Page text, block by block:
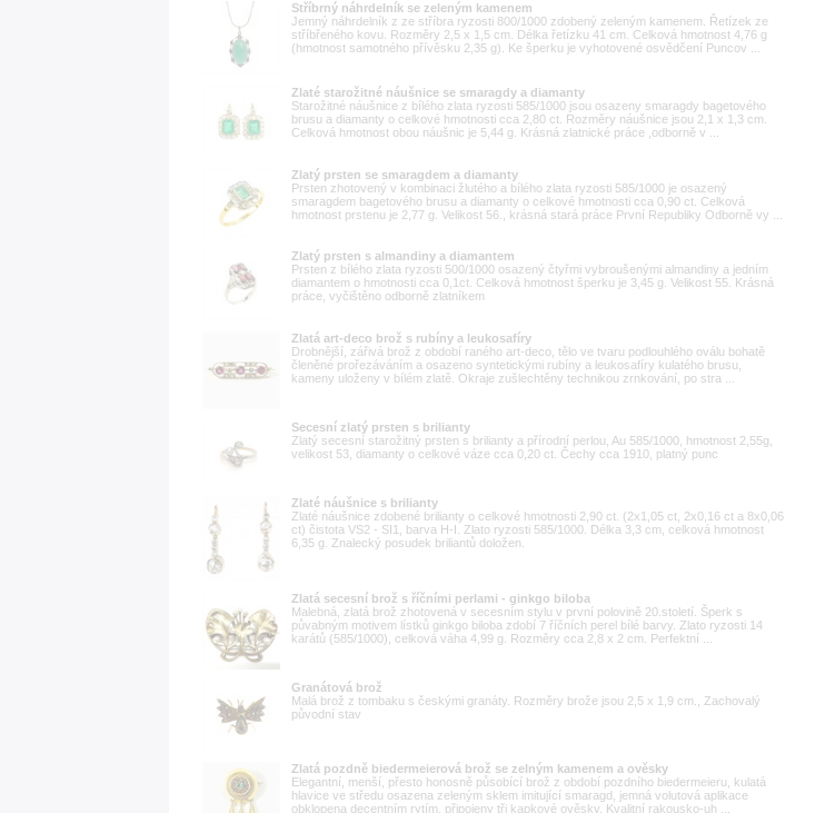
Stříbrný náhrdelník se zeleným kamenem
Jemný náhrdelník z ze stříbra ryzosti 800/1000 zdobený zeleným kamenem. Řetízek ze
stříbřeného kovu. Rozměry 2,5 x 1,5 cm. Délka řetízku 41 cm. Celková hmotnost 4,76 g
(hmotnost samotného přívěsku 2,35 g). Ke šperku je vyhotovené osvědčení Puncov ...
Zlaté starožitné náušnice se smaragdy a diamanty
Starožitné náušnice z bílého zlata ryzosti 585/1000 jsou osazeny smaragdy bagetového
brusu a diamanty o celkové hmotnosti cca 2,80 ct. Rozměry náušnice jsou 2,1 x 1,3 cm.
Celková hmotnost obou náušnic je 5,44 g. Krásná zlatnické práce ,odborně v ...
Zlatý prsten se smaragdem a diamanty
Prsten zhotovený v kombinaci žlutého a bílého zlata ryzosti 585/1000 je osazený
smaragdem bagetového brusu a diamanty o celkové hmotnosti cca 0,90 ct. Celková
hmotnost prstenu je 2,77 g. Velikost 56., krásná stará práce První Republiky Odborně vy ...
Zlatý prsten s almandiny a diamantem
Prsten z bílého zlata ryzosti 500/1000 osazený čtyřmi vybroušenými almandiny a jedním
diamantem o hmotnosti cca 0,1ct. Celková hmotnost šperku je 3,45 g. Velikost 55. Krásná
práce, vyčištěno odborně zlatníkem
Zlatá art-deco brož s rubíny a leukosafíry
Drobnější, zářivá brož z období raného art-deco, tělo ve tvaru podlouhlého oválu bohatě
členěné prořezáváním a osazeno syntetickými rubíny a leukosafíry kulatého brusu,
kameny uloženy v bílém zlatě. Okraje zušlechtěny technikou zrnkování, po stra ...
Secesní zlatý prsten s brilianty
Zlatý secesní starožitný prsten s brilianty a přírodní perlou, Au 585/1000, hmotnost 2,55g,
velikost 53, diamanty o celkové váze cca 0,20 ct. Čechy cca 1910, platný punc
Zlaté náušnice s brilianty
Zlaté náušnice zdobené brilianty o celkové hmotnosti 2,90 ct. (2x1,05 ct, 2x0,16 ct a 8x0,06
ct) čistota VS2 - SI1, barva H-I. Zlato ryzosti 585/1000. Délka 3,3 cm, celková hmotnost
6,35 g. Znalecký posudek briliantů doložen.
Zlatá secesní brož s říčními perlami - ginkgo biloba
Malebná, zlatá brož zhotovená v secesním stylu v první polovině 20.století. Šperk s
půvabným motivem lístků ginkgo biloba zdobí 7 říčních perel bílé barvy. Zlato ryzosti 14
karátů (585/1000), celková váha 4,99 g. Rozměry cca 2,8 x 2 cm. Perfektní ...
Granátová brož
Malá brož z tombaku s českými granáty. Rozměry brože jsou 2,5 x 1,9 cm., Zachovalý
původní stav
Zlatá pozdně biedermeierová brož se zelným kamenem a ověsky
Elegantní, menší, přesto honosně působící brož z období pozdního biedermeieru, kulatá
hlavice ve středu osazena zeleným sklem imitující smaragd, jemná volutová aplikace
obklopena decentním rytím, připojeny tři kapkové ověsky. Kvalitní rakousko-uh ...